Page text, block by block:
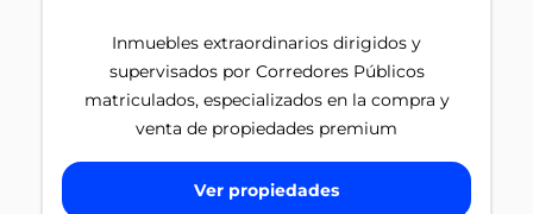
Inmuebles extraordinarios dirigidos y
supervisados por Corredores Públicos
matriculados, especializados en la compra y
venta de propiedades premium
Ver propiedades